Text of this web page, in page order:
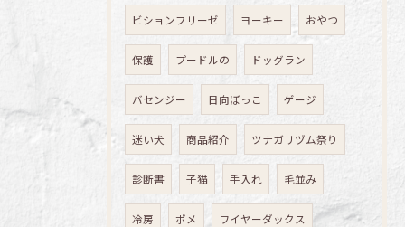
ビションフリーゼ ヨーキー おやつ
保護 プードルの ドッグラン
バセンジー 日向ぼっこ ゲージ
迷い犬 商品紹介 ツナガリヅム祭り
診断書 子猫 手入れ 毛並み
冷房 ポメ ワイヤーダックス